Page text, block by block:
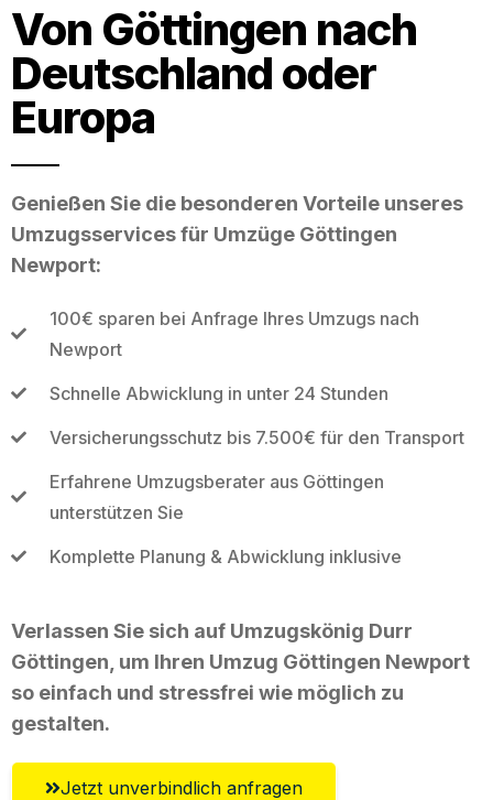
Von Göttingen nach
Deutschland oder
Europa
Genießen Sie die besonderen Vorteile unseres
Umzugsservices für Umzüge Göttingen
Newport:
100€ sparen bei Anfrage Ihres Umzugs nach
Newport
Schnelle Abwicklung in unter 24 Stunden
Versicherungsschutz bis 7.500€ für den Transport
Erfahrene Umzugsberater aus Göttingen
unterstützen Sie
Komplette Planung & Abwicklung inklusive
Verlassen Sie sich auf Umzugskönig Durr
Göttingen, um Ihren Umzug Göttingen Newport
so einfach und stressfrei wie möglich zu
gestalten.
Jetzt unverbindlich anfragen